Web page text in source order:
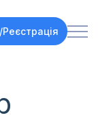
Реєстрація